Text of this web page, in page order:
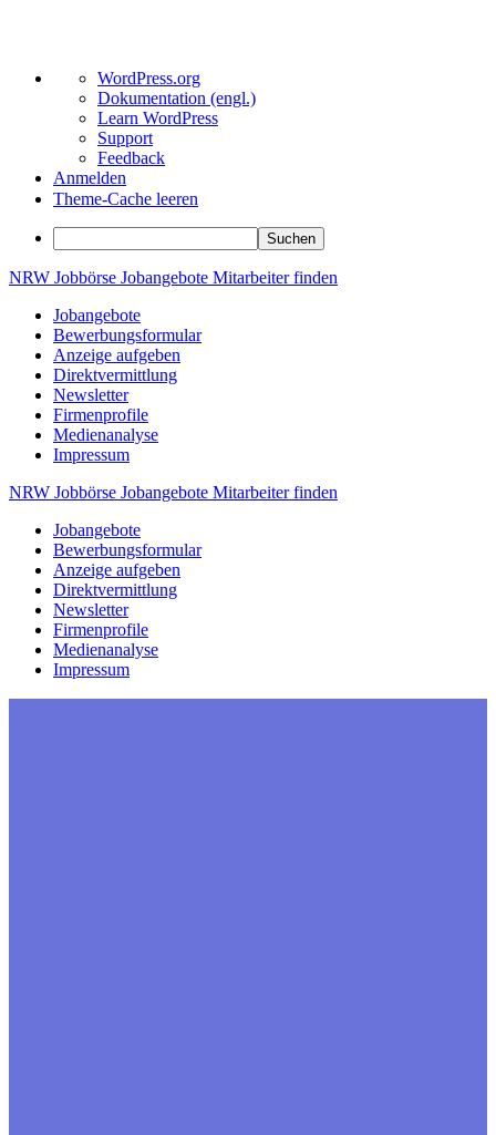
Über
WordPress
WordPress.org
Dokumentation (engl.)
Learn WordPress
Support
Feedback
Anmelden
Theme-Cache leeren
Suchen
Zum
springen
NRW Jobbörse Jobangebote Mitarbeiterfinden
Jobangebote
Bewerbungsformular
Anzeige aufgeben
Direktvermittlung
Newsletter
Firmenprofile
Medienanalyse
Impressum
NRW Jobbörse Jobangebote Mitarbeiterfinden
Jobangebote
Bewerbungsformular
Anzeige aufgeben
Direktvermittlung
Newsletter
Firmenprofile
Medienanalyse
Impressum